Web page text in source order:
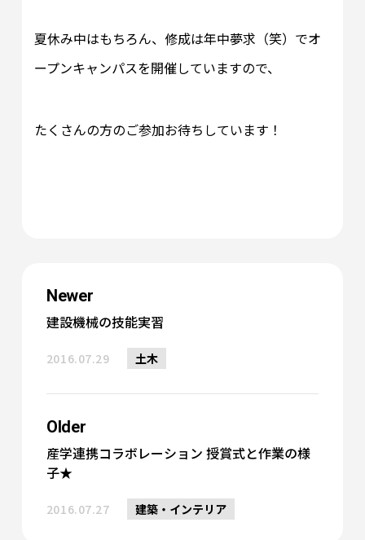
夏休み中はもちろん、修成は年中夢求（笑）でオ
ープンキャンパスを開催していますので、
たくさんの方のご参加お待ちしています！
Newer
建設機械の技能実習
2016.07.29 土木
Older
産学連携コラボレーション 授賞式と作業の様
子★
2016.07.27 建築・インテリア